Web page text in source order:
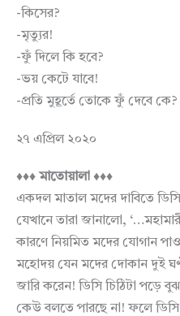
-কিসের?
-মৃত্যুর!
-ফুঁ দিলে কি হবে?
-ভয় কেটে যাবে!
-প্রতি মুহূর্তে তোকে ফুঁ দেবে কে?
২৭ এপ্রিল ২০২০
♦♦♦ মাতোয়ালা ♦♦♦
একদল মাতাল মদের দাবিতে
যেখানে তারা জানালো,
কারণে নিয়মিত মদের যোগান
মহোদয় যেন মদের দোকান দুই
জারি করেন! ডিসি চিঠিটা পড়ে
কেউ বলতে পারছে না! ফলে ডিসি